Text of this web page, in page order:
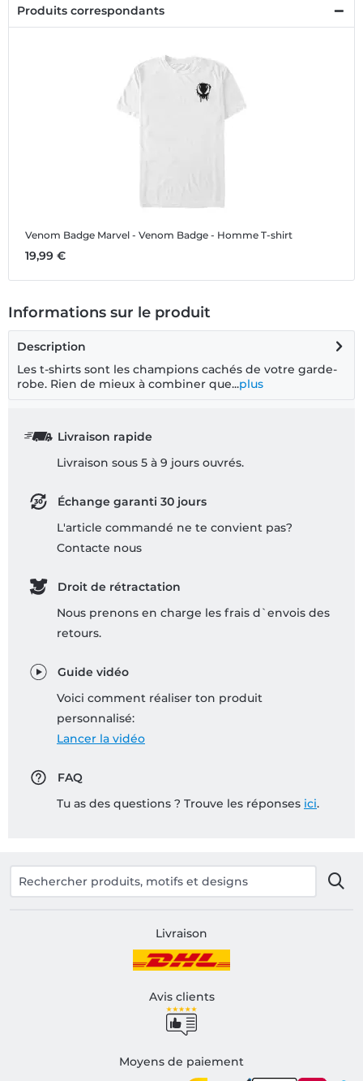
Produits correspondants
Venom Badge Marvel - Venom Badge - Homme T-shirt
19,99 €
Informations sur le produit
Description
Les t-shirts sont les champions cachés de votre garde-
robe. Rien de mieux à combiner que...plus
Livraison rapide
Livraison sous 5 à 9 jours ouvrés.
Échange garanti 30 jours
L'article commandé ne te convient pas?
Contacte nous
Droit de rétractation
Nous prenons en charge les frais d`envois des
retours.
Guide vidéo
Voici comment réaliser ton produit
personnalisé:
Lancer la vidéo
FAQ
Tu as des questions ? Trouve les réponses ici.
Livraison
Avis clients
Moyens de paiement